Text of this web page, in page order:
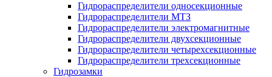
Гидрораспределители односекционные
Гидрораспределители МТЗ
Гидрораспределители электромагнитные
Гидрораспределители двухсекционные
Гидрораспределители четырехсекционные
Гидрораспределители трехсекционные
Гидрозамки